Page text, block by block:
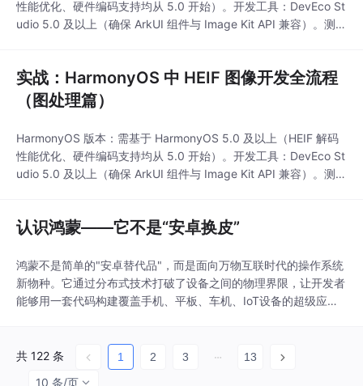
间/数量/容量限制）、
智能识别（空/重复草
还优化了数据加密、系
统备份和低功耗等特
性能优化、硬件编码支持均从 5.0 开始）。开发工具：DevEco St
udio 5.0 及以上（确保 ArkUI 组件与 Image Kit API 兼容）。测试
为.hei
实战：HarmonyOS 中 HEIF 图像开发全流程
（图处理篇）
HarmonyOS 版本：需基于 HarmonyOS 5.0 及以上（HEIF 解码
性能优化、硬件编码支持均从 5.0 开始）。开发工具：DevEco St
udio 5.0 及以上（确保 ArkUI 组件与 Image Kit API 兼容）。测试
为.hei
认识鸿蒙——它不是“安卓换皮”
鸿蒙不是简单的"安卓替代品"，而是面向万物互联时代的操作系统
新物种。它通过分布式技术打破了设备之间的物理界限，让开发者
能够用一套代码构建覆盖手机、平板、车机、IoT设备的超级应
态的最佳时机。通过DevEco Studio提供的丰富工具链和模拟器，
你可以快速验证跨设备适配效果，抢先布局
共 122 条 1 2 3 13
10 条/页